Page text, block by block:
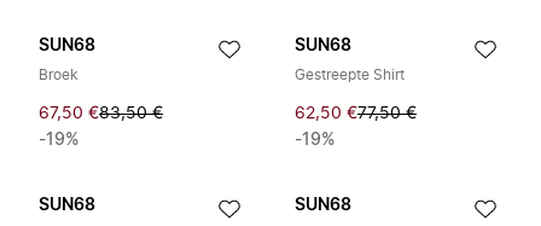
SUN68
Broek
67,50 €83,50 €
-19%
SUN68
Gestreepte Shirt
62,50 €77,50 €
-19%
SUN68 SUN68